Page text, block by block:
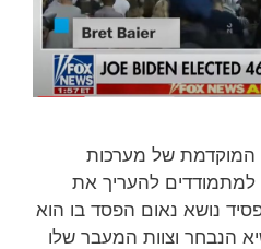
של מערכות
להעריך את
נושא נאום הפסד בו הוא
הנבחר וצוות המעבר שלו